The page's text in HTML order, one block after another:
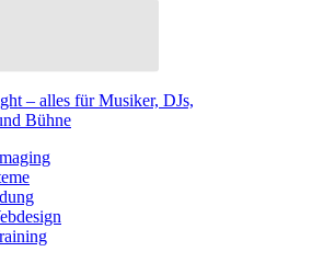
– alles für Musiker, DJs,
Bühne